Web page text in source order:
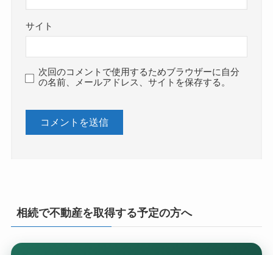
サイト
次回のコメントで使用するためブラウザーに自分
の名前、メールアドレス、サイトを保存する。
相続で不動産を取得する予定の方へ